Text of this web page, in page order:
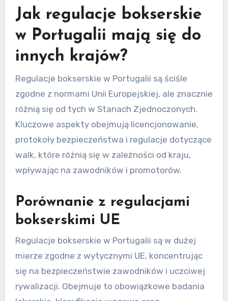
Jak regulacje bokserskie
w Portugalii mają się do
innych krajów?
Regulacje bokserskie w Portugalii są ściśle
różnią się od tych w Stanach Zjednoczonych.
Kluczowe aspekty obejmują licencjonowanie,
walk, które różnią się w zależności od kraju,
wpływając na zawodników i promotorów.
Porównanie z regulacjami